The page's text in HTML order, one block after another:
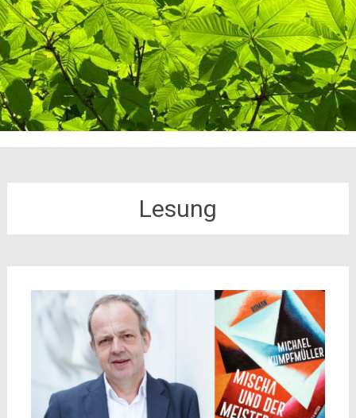
Lesung